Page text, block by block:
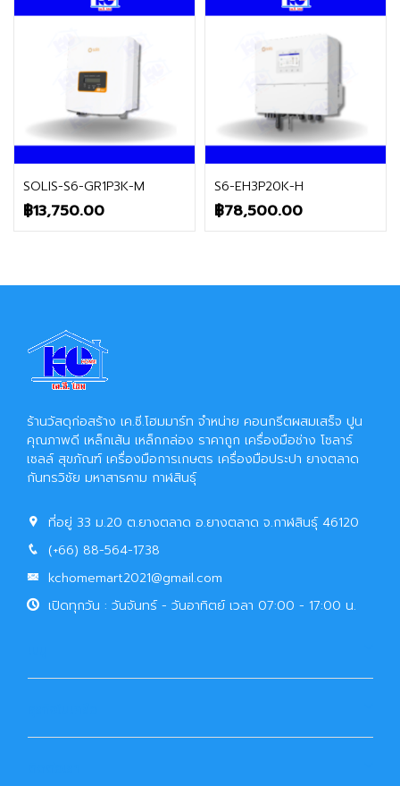
SOLIS-S6-GR1P3K-M
฿13,750.00
ติดต่อฝ่ายขาย S6-EH3P20K-H
฿78,500.00
ติดต่อฝ่ายขาย
ร้านวัสดุก่อสร้าง เค.ซี.โฮมมาร์ท จำหน่าย คอนกรีตผสมเสร็จ ปูน
คุณภาพดี เหล็กเส้น เหล็กกล่อง ราคาถูก เครื่องมือช่าง โซลาร์
เซลล์ สุขภัณฑ์ เครื่องมือการเกษตร เครื่องมือประปา ยางตลาด
กันทรวิชัย มหาสารคาม กาฬสินธุ์
ที่อยู่ 33 ม.20 ต.ยางตลาด อ.ยางตลาด จ.กาฬสินธุ์ 46120
(+66) 88-564-1738
kchomemart2021@gmail.com
เปิดทุกวัน : วันจันทร์ - วันอาทิตย์ เวลา 07:00 - 17:00 น.